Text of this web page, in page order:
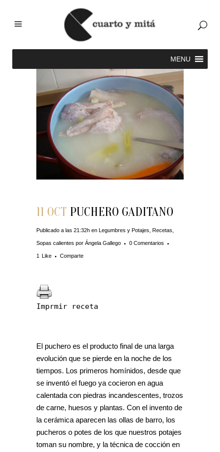
11 OCT PUCHERO GADITANO
Publicado a las 21:32h en Legumbres y Potajes Recetas
Sopas calientes por Ángela Gallego 0 Comentarios
1 Like Comparte
Imprmir receta
El puchero es el producto final de una larga
evolución que se pierde en la noche de los
tiempos. Los primeros homínidos, desde que
se inventó el fuego ya cocieron en agua
calentada con piedras incandescentes, trozos
de carne, huesos y plantas. Con el invento de
la cerámica aparecen las ollas de barro, los
pucheros o potes de los que nuestros potajes
toman su nombre, y la técnica de cocción en